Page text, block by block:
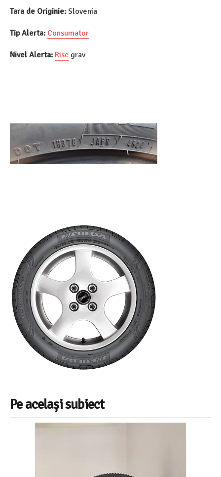
Tara de Originie: Slovenia
Tip Alerta: Consumator
Nivel Alerta: Risc grav
Pe același subiect